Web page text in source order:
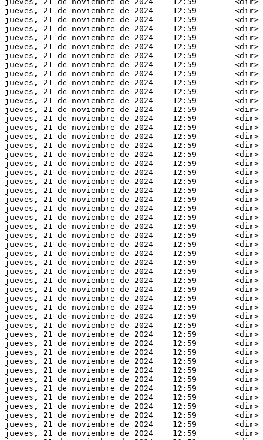
jueves, 21 de noviembre de 2024    12:59        <dir>
jueves, 21 de noviembre de 2024    12:59        <dir>
jueves, 21 de noviembre de 2024    12:59        <dir>
jueves, 21 de noviembre de 2024    12:59        <dir>
jueves, 21 de noviembre de 2024    12:59        <dir>
jueves, 21 de noviembre de 2024    12:59        <dir>
jueves, 21 de noviembre de 2024    12:59        <dir>
jueves, 21 de noviembre de 2024    12:59        <dir>
jueves, 21 de noviembre de 2024    12:59        <dir>
jueves, 21 de noviembre de 2024    12:59        <dir>
jueves, 21 de noviembre de 2024    12:59        <dir>
jueves, 21 de noviembre de 2024    12:59        <dir>
jueves, 21 de noviembre de 2024    12:59        <dir>
jueves, 21 de noviembre de 2024    12:59        <dir>
jueves, 21 de noviembre de 2024    12:59        <dir>
jueves, 21 de noviembre de 2024    12:59        <dir>
jueves, 21 de noviembre de 2024    12:59        <dir>
jueves, 21 de noviembre de 2024    12:59        <dir>
jueves, 21 de noviembre de 2024    12:59        <dir>
jueves, 21 de noviembre de 2024    12:59        <dir>
jueves, 21 de noviembre de 2024    12:59        <dir>
jueves, 21 de noviembre de 2024    12:59        <dir>
jueves, 21 de noviembre de 2024    12:59        <dir>
jueves, 21 de noviembre de 2024    12:59        <dir>
jueves, 21 de noviembre de 2024    12:59        <dir>
jueves, 21 de noviembre de 2024    12:59        <dir>
jueves, 21 de noviembre de 2024    12:59        <dir>
jueves, 21 de noviembre de 2024    12:59        <dir>
jueves, 21 de noviembre de 2024    12:59        <dir>
jueves, 21 de noviembre de 2024    12:59        <dir>
jueves, 21 de noviembre de 2024    12:59        <dir>
jueves, 21 de noviembre de 2024    12:59        <dir>
jueves, 21 de noviembre de 2024    12:59        <dir>
jueves, 21 de noviembre de 2024    12:59        <dir>
jueves, 21 de noviembre de 2024    12:59        <dir>
jueves, 21 de noviembre de 2024    12:59        <dir>
jueves, 21 de noviembre de 2024    12:59        <dir>
jueves, 21 de noviembre de 2024    12:59        <dir>
jueves, 21 de noviembre de 2024    12:59        <dir>
jueves, 21 de noviembre de 2024    12:59        <dir>
jueves, 21 de noviembre de 2024    12:59        <dir>
jueves, 21 de noviembre de 2024    12:59        <dir>
jueves, 21 de noviembre de 2024    12:59        <dir>
jueves, 21 de noviembre de 2024    12:59        <dir>
jueves, 21 de noviembre de 2024    12:59        <dir>
jueves, 21 de noviembre de 2024    12:59        <dir>
jueves, 21 de noviembre de 2024    12:59        <dir>
jueves, 21 de noviembre de 2024    12:59        <dir>